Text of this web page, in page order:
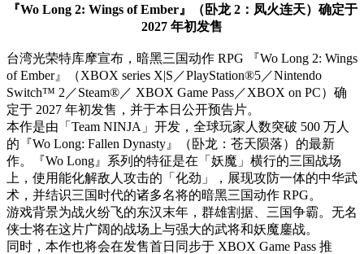
『Wo Long 2: Wings of Ember』（卧龙 2：凤火连天）确定于
2027 年初发售
台湾光荣特库摩宣布，暗黑三国动作 RPG 『Wo Long 2: Wings
of Ember』（XBOX series X|S／PlayStation®5／Nintendo
Switch™ 2／Steam®／ XBOX Game Pass／XBOX on PC）确
定于 2027 年初发售，并于本日公开预告片。
本作是由「Team NINJA」开发，全球玩家人数突破 500 万人
的『Wo Long: Fallen Dynasty』（卧龙：苍天陨落）的最新
作。『Wo Long』系列的特征是在「妖魔」横行的三国战场
上，使用能化解敌人攻击的「化劲」，展现攻防一体的中华武
术，并结识三国时代的诸多名将的暗黑三国动作 RPG。
游戏背景为战火纷飞的东汉末年，群雄割据、三国争霸。无名
侠士将在这片广阔的战场上与强大的武将和妖魔鏖战。
同时，本作也将会在发售首日同步于 XBOX Game Pass 推